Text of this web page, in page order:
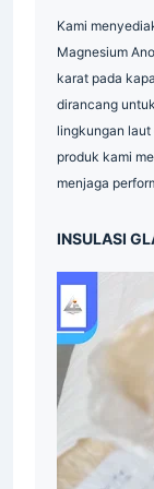
Grating
Supplier
Plat
Kami
Magnesium
karat pada
dirancang
lingkungan
produk kami
menjaga
INSULASI